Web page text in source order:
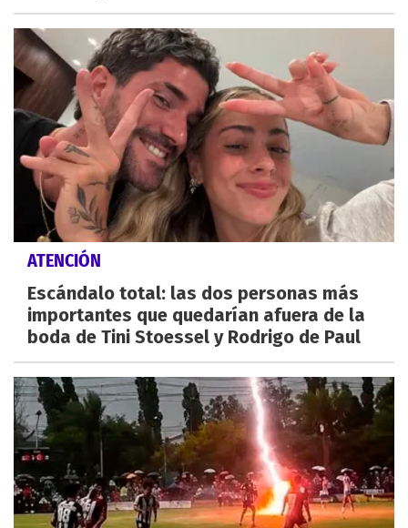
ATENCIÓN
Escándalo total: las dos personas más
importantes que quedarían afuera de la
boda de Tini Stoessel y Rodrigo de Paul